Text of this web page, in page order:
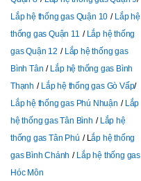
Lắp hệ thống gas Quận 10
Lắp hệ
thống gas Quận 11
Lắp hệ thống
gas Quận 12
Lắp hệ thống gas
Bình Tân
Lắp hệ thống gas Bình
Thạnh
Lắp hệ thống gas Gò Vấp
Lắp hệ thống gas Phú Nhuận
Lắp
hệ thống gas Tân Bình
Lắp hệ
thống gas Tân Phú
Lắp hệ thống
gas Bình Chánh
Lắp hệ thống gas
Hóc Môn